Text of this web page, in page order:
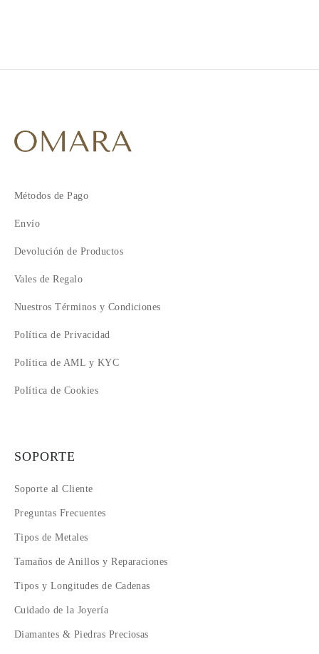
Métodos de Pago
Envío
Devolución de Productos
Vales de Regalo
Nuestros Términos y Condiciones
Política de Privacidad
Política de AML y KYC
Política de Cookies
SOPORTE
Soporte al Cliente
Preguntas Frecuentes
Tipos de Metales
Tamaños de Anillos y Reparaciones
Tipos y Longitudes de Cadenas
Cuidado de la Joyería
Diamantes & Piedras Preciosas